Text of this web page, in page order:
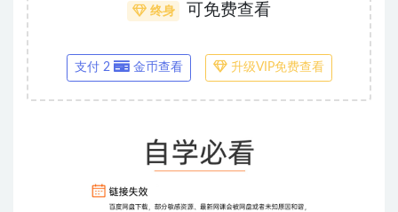
终身 可免费查看
支付 2 金币查看 升级VIP免费查看